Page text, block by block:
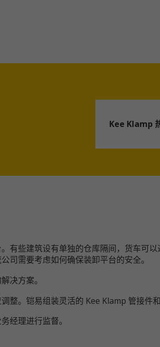
Kee Klamp
有些建筑设有单独的仓库隔间，货车可
司需要考虑如何确保装卸平台的安全。
决方案。
整。铠易组装灵活的 Kee Klamp 管接件
经理进行监督。